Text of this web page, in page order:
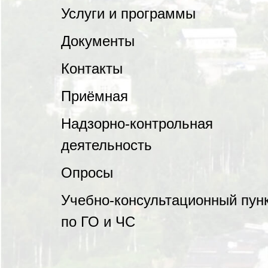
Услуги и программы
Документы
Контакты
Приёмная
Надзорно-контрольная
деятельность
Опросы
Учебно-консультационный
по ГО и ЧС